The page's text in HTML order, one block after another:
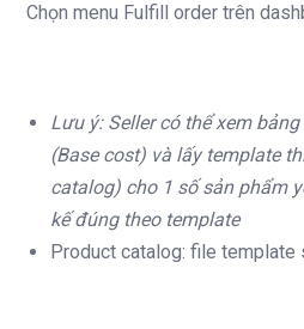
Chọn menu Fulfill order trên
Lưu ý: Seller có thể xem
(Base cost) và lấy template
catalog) cho 1 số sản phẩm
kế đúng theo template
Product catalog: file template